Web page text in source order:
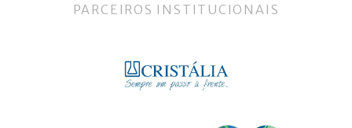
PARCEIROS INSTITUCIONAIS